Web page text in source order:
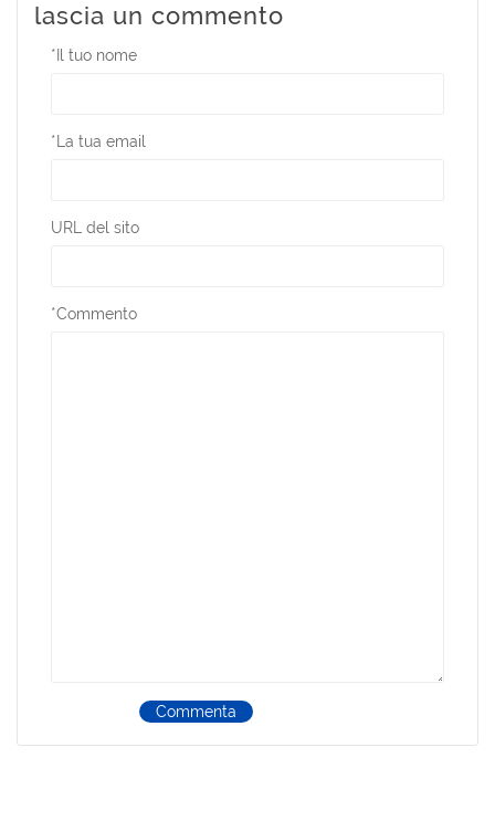
lascia un commento
* Il tuo nome
*La tua email
URL del sito
*Commento
Commenta